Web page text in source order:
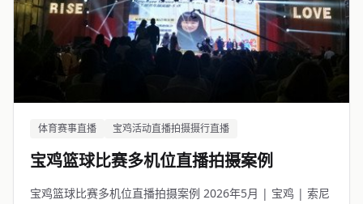
体育赛事直播 宝鸡活动直播拍摄摄行直播
宝鸡篮球比赛多机位直播拍摄案例
宝鸡篮球比赛多机位直播拍摄案例 2026年5月 | 宝鸡 | 索尼